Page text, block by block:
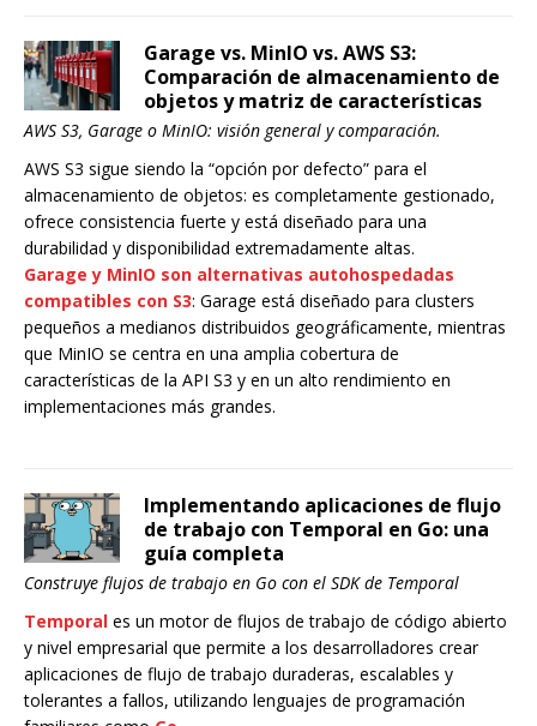
Garage vs. MinIO vs. AWS S3:
Comparación de almacenamiento de
objetos y matriz de características
AWS S3, Garage o MinIO: visión general y comparación.
AWS S3 sigue siendo la “opción por defecto” para el
almacenamiento de objetos: es completamente gestionado,
ofrece consistencia fuerte y está diseñado para una
durabilidad y disponibilidad extremadamente altas.
Garage y MinIO son alternativas autohospedadas
compatibles con S3: Garage está diseñado para clusters
pequeños a medianos distribuidos geográficamente, mientras
que MinIO se centra en una amplia cobertura de
características de la API S3 y en un alto rendimiento en
implementaciones más grandes.
Implementando aplicaciones de flujo
de trabajo con Temporal en Go: una
guía completa
Construye flujos de trabajo en Go con el SDK de Temporal
Temporal es un motor de flujos de trabajo de código abierto
y nivel empresarial que permite a los desarrolladores crear
aplicaciones de flujo de trabajo duraderas, escalables y
tolerantes a fallos, utilizando lenguajes de programación